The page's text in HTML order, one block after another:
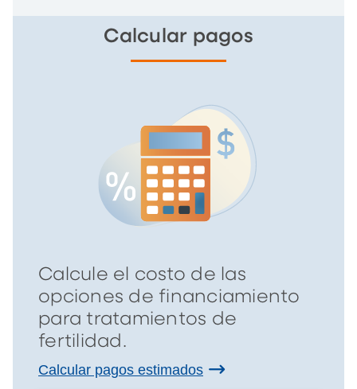
Calcular pagos
Calcule el costo de las
opciones de financiamiento
para tratamientos de
fertilidad.
Calcular pagos estimados